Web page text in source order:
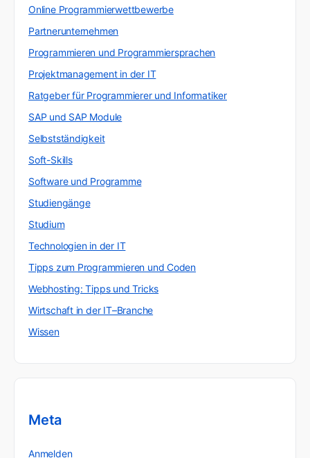
Online Programmierwettbewerbe
Partnerunternehmen
Programmieren und Programmiersprachen
Projektmanagement in der IT
Ratgeber für Programmierer und Informatiker
SAP und SAP Module
Selbstständigkeit
Soft-Skills
Software und Programme
Studiengänge
Studium
Technologien in der IT
Tipps zum Programmieren und Coden
Webhosting: Tipps und Tricks
Wirtschaft in der IT–Branche
Wissen
Meta
Anmelden